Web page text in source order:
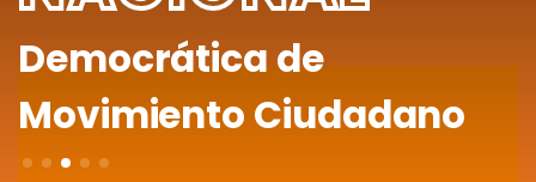
Democrática de
Movimiento Ciudadano